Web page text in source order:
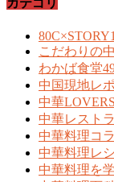
カテゴリ
80C×STORY1
こだわりの
わかば食堂
中国現地レ
中華LOVERS
中華レスト
中華料理コ
中華料理レ
中華料理を